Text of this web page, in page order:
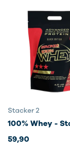
Stacker 2
100% Whey -
59,90